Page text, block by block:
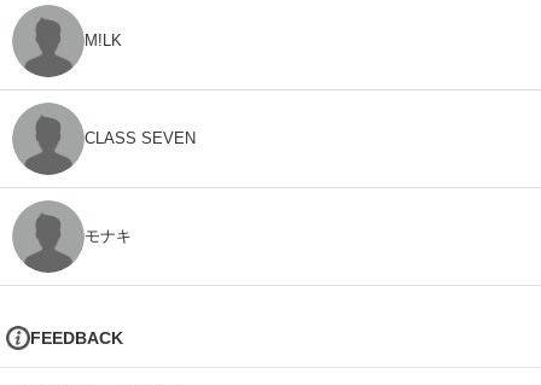
M!LK
CLASS SEVEN
モナキ
FEEDBACK